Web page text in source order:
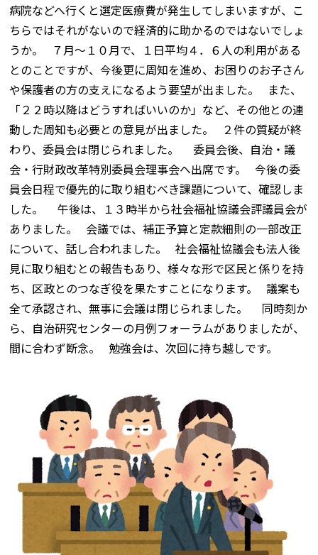
病院などへ行くと選定医療費が発生してしまいますが、こ
ちらではそれがないので経済的に助かるのではないでしょ
うか。 ７月～１０月で、１日平均４．６人の利用がある
とのことですが、今後更に周知を進め、お困りのお子さん
や保護者の方の支えになるよう要望が出ました。 また、
「２２時以降はどうすればいいのか」など、その他との連
動した周知も必要との意見が出ました。 ２件の質疑が終
わり、委員会は閉じられました。 委員会後、自治・議
会・行財政改革特別委員会理事会へ出席です。 今後の委
員会日程で優先的に取り組むべき課題について、確認しま
した。 午後は、１３時半から社会福祉協議会評議員会が
ありました。 会議では、補正予算と定款細則の一部改正
について、話し合われました。 社会福祉協議会も法人後
見に取り組むとの報告もあり、様々な形で区民と係りを持
ち、区政とのつなぎ役を果たすことになります。 議案も
全て承認され、無事に会議は閉じられました。 同時刻か
ら、自治研究センターの月例フォーラムがありましたが、
間に合わず断念。 勉強会は、次回に持ち越しです。